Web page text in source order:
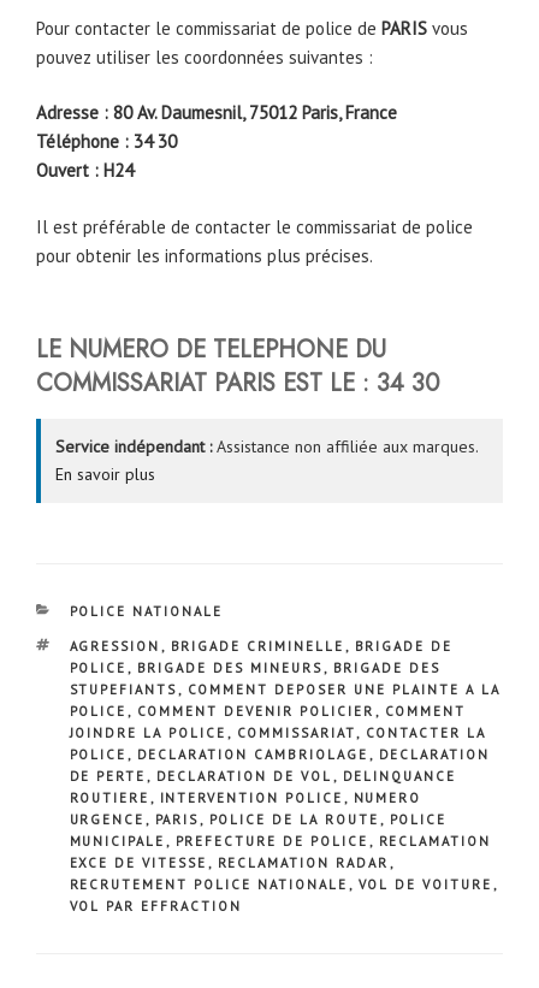
Pour contacter le commissariat de police de PARIS vous
pouvez utiliser les coordonnées suivantes :
Adresse : 80 Av. Daumesnil, 75012 Paris, France
Téléphone : 34 30
Ouvert : H24
Il est préférable de contacter le commissariat de police
pour obtenir les informations plus précises.
LE NUMERO DE TELEPHONE DU
COMMISSARIAT PARIS EST LE : 34 30
Service indépendant :Assistance non affiliée aux marques.
En savoir plus
CATÉGORIES
POLICE NATIONALE
ÉTIQUETTES
AGRESSION , BRIGADE CRIMINELLE , BRIGADE DE
POLICE , BRIGADE DES MINEURS, BRIGADE DES
STUPEFIANTS, COMMENT DEPOSER UNE PLAINTE A LA
POLICE , COMMENT DEVENIR POLICIER , COMMENT
JOINDRE LA POLICE , COMMISSARIAT, CONTACTER LA
POLICE , DECLARATION CAMBRIOLAGE , DECLARATION
DE PERTE , DECLARATION DE VOL , DELINQUANCE
ROUTIERE , INTERVENTION POLICE , NUMERO
URGENCE , PARIS, POLICE DE LA ROUTE , POLICE
MUNICIPALE , PREFECTURE DE POLICE , RECLAMATION
EXCE DE VITESSE , RECLAMATION RADAR ,
RECRUTEMENT POLICE NATIONALE , VOL DE VOITURE ,
VOL PAR EFFRACTION